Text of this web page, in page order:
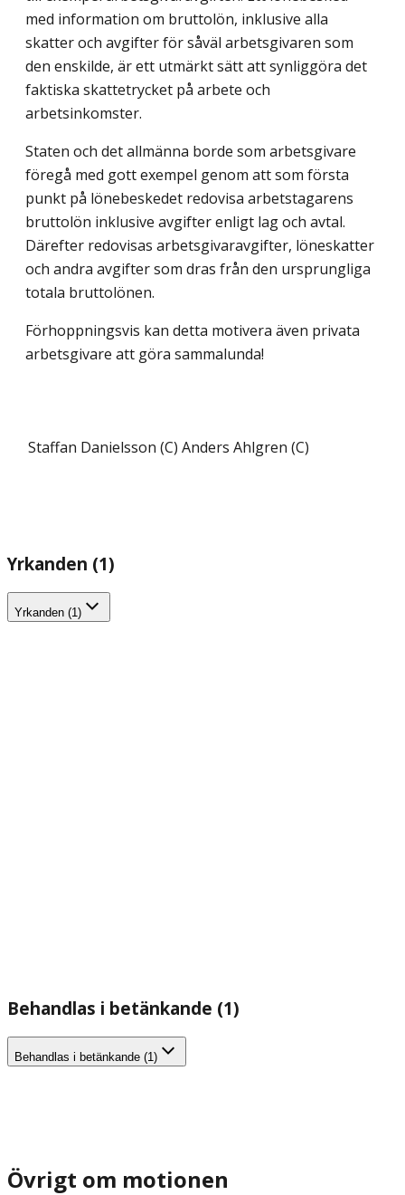
med information om bruttolön, inklusive alla
skatter och avgifter för såväl arbetsgivaren som
den enskilde, är ett utmärkt sätt att synliggöra det
faktiska skattetrycket på arbete och
arbetsinkomster.
Staten och det allmänna borde som arbetsgivare
föregå med gott exempel genom att som första
punkt på lönebeskedet redovisa arbetstagarens
bruttolön inklusive avgifter enligt lag och avtal.
Därefter redovisas arbetsgivaravgifter, löneskatter
och andra avgifter som dras från den ursprungliga
totala bruttolönen.
Förhoppningsvis kan detta motivera även privata
arbetsgivare att göra sammalunda!
Staffan Danielsson (C) Anders Ahlgren (C)
Yrkanden (1)
Yrkanden (1)
Behandlas i betänkande (1)
Behandlas i betänkande (1)
Övrigt om motionen